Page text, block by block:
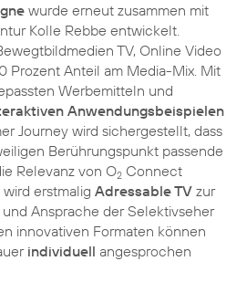
wurde erneut zusammen mit
Kolle Rebbe entwickelt.
TV, Online Video
Prozent Anteil am Media-Mix. Mit
Werbemitteln und
Anwendungsbeispielen
Journey wird sichergestellt, dass
Berührungspunkt passende
Relevanz von O2 Connect
erstmalig Adressable TV zur
Ansprache der Selektivseher
innovativen Formaten können
individuell angesprochen